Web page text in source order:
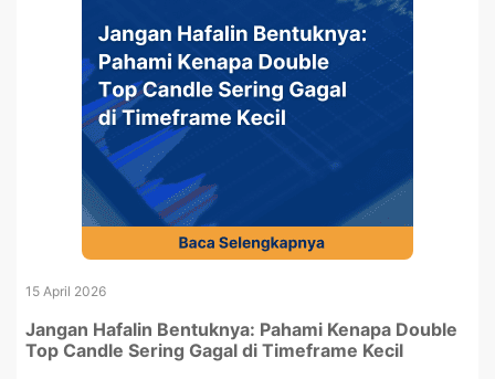
15 April 2026
Jangan Hafalin Bentuknya: Pahami Kenapa Double
Top Candle Sering Gagal di Timeframe Kecil